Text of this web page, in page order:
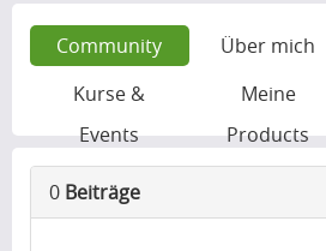
Community Über mich
Kurse &
Events
Meine
Products
0 Beiträge